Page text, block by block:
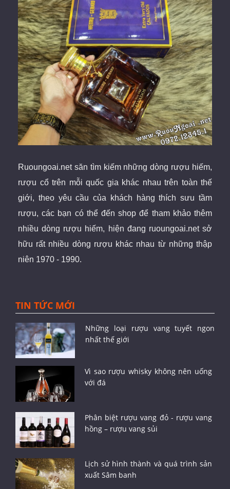
Ruoungoai.net săn tìm kiếm những dòng rượu hiếm,
rượu cổ trên mỗi quốc gia khác nhau trên toàn thế
giới, theo yêu cầu của khách hàng thích sưu tầm
rượu, các bạn có thể đến shop để tham khảo thêm
nhiều dòng rượu hiếm, hiện đang ruoungoai.net sở
hữu rất nhiều dòng rượu khác nhau từ những thập
niên 1970 - 1990.
TIN TỨC MỚI
Những loại rượu vang tuyết ngon
nhất thế giới
Vì sao rượu whisky không nên uống
với đá
Phân biệt rượu vang đỏ - rượu vang
hồng – rượu vang sủi
Lịch sử hình thành và quá trình sản
xuất Sâm banh